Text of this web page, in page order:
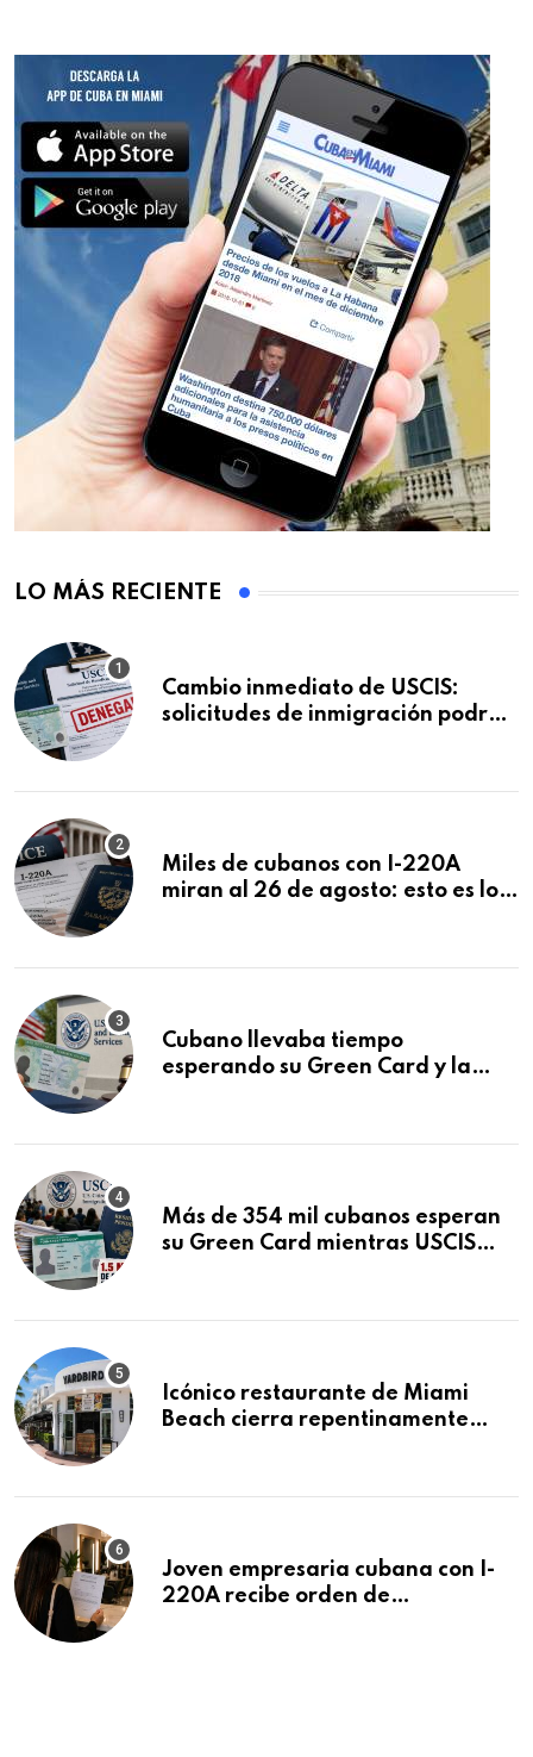
LO MÁS RECIENTE
Cambio inmediato de USCIS:
solicitudes de inmigración podrán
Miles de cubanos con I-220A
miran al 26 de agosto: esto es lo
Cubano llevaba tiempo
esperando su Green Card y la
Más de 354 mil cubanos esperan
su Green Card mientras USCIS
Icónico restaurante de Miami
Beach cierra repentinamente
Joven empresaria cubana con I-
220A recibe orden de